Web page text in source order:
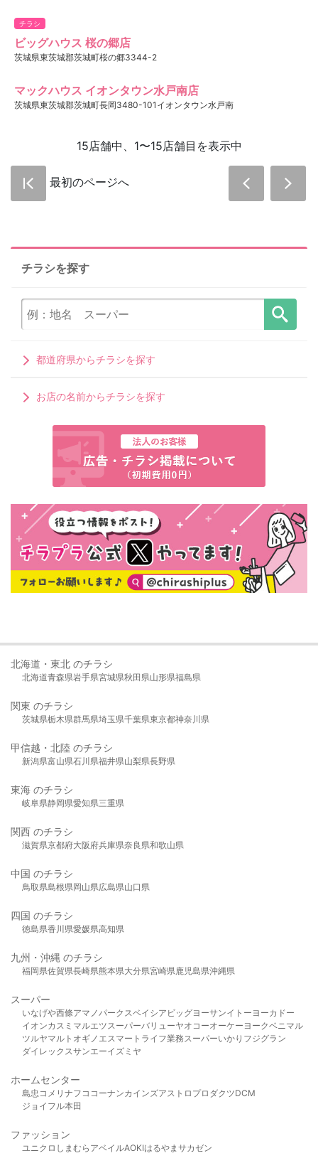
チラシ
ビッグハウス 桜の郷店
茨城県東茨城郡茨城町桜の郷3344-2
マックハウス イオンタウン水戸南店
茨城県東茨城郡茨城町長岡3480-101イオンタウン水戸南
15店舗中、1〜15店舗目を表示中
最初のページへ
チラシを探す
都道府県からチラシを探す
お店の名前からチラシを探す
北海道・東北 のチラシ
北海道青森県岩手県宮城県秋田県山形県福島県
関東 のチラシ
茨城県栃木県群馬県埼玉県千葉県東京都神奈川県
甲信越・北陸 のチラシ
新潟県富山県石川県福井県山梨県長野県
東海 のチラシ
岐阜県静岡県愛知県三重県
関西 のチラシ
滋賀県京都府大阪府兵庫県奈良県和歌山県
中国 のチラシ
鳥取県島根県岡山県広島県山口県
四国 のチラシ
徳島県香川県愛媛県高知県
九州・沖縄 のチラシ
福岡県佐賀県長崎県熊本県大分県宮崎県鹿児島県沖縄県
スーパー
いなげや西條アマノパークスベイシア ビッグヨーサンイトーヨーカドー
イオンカスミ マルエツスーパーバリューヤオコーオーケー ヨークベニマル
ツルヤマルト オギノ エスマート ライフ業務スーパーいかり フジグラン
ダイレックスサンエーイズミヤ
ホームセンター
島忠 コメリ ナフコ コーナンカインズアストロプロダクツDCM
ジョイフル本田
ファッション
ユニクロ しまむら アベイルAOKIはるやま サカゼン